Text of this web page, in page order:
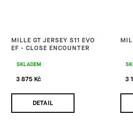
MILLE GT JERSEY S11 EVO
EF - CLOSE ENCOUNTER
SKLADEM
3 875 Kč
DETAIL
3